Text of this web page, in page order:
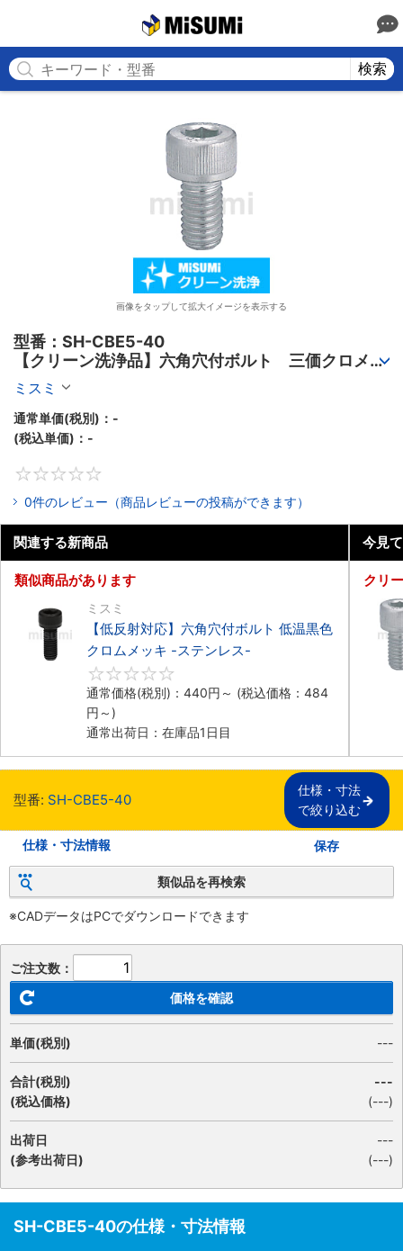
検索
画像をタップして拡大イメージを表示する
型番：SH-CBE5-40
【クリーン洗浄品】六角穴付ボルト　三価クロメー
ト-単品・小箱-【1～1,000個入り】
ミスミ
通常単価(税別)： -
(税込単価)： -
0件のレビュー（商品レビューの投稿ができます）
関連する新商品
類似商品があります
ミスミ
【低反射対応】六角穴付ボルト 低温黒色
クロムメッキ -ステンレス-
通常価格(税別)： 440円 ～ (税込価格： 484
円 ～)
通常出荷日：在庫品1日目
今見
クリ
型番: SH-CBE5-40
仕様・寸法
で絞り込む
仕様・寸法情報 保存
類似品を再検索
※CADデータはPCでダウンロードできます
ご注文数：
価格を確認
単価(税別) ---
合計(税別)
(税込価格)
---
(---)
出荷日
(参考出荷日)
---
(---)
SH-CBE5-40の仕様・寸法情報